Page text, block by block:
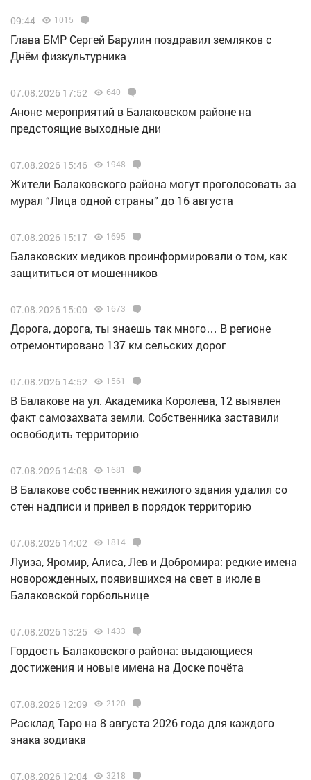
09:44 1015
Глава БМР Сергей Барулин поздравил земляков с
Днём физкультурника
07.08.2026 17:52 640
Анонс мероприятий в Балаковском районе на
предстоящие выходные дни
07.08.2026 15:46 1948
Жители Балаковского района могут проголосовать за
мурал “Лица одной страны” до 16 августа
07.08.2026 15:17 1695
Балаковских медиков проинформировали о том, как
защититься от мошенников
07.08.2026 15:00 1673
Дорога, дорога, ты знаешь так много… В регионе
отремонтировано 137 км сельских дорог
07.08.2026 14:52 1561
В Балакове на ул. Академика Королева, 12 выявлен
факт самозахвата земли. Собственника заставили
освободить территорию
07.08.2026 14:08 1681
В Балакове собственник нежилого здания удалил со
стен надписи и привел в порядок территорию
07.08.2026 14:02 1814
Луиза, Яромир, Алиса, Лев и Добромира: редкие имена
новорожденных, появившихся на свет в июле в
Балаковской горбольнице
07.08.2026 13:25 1433
Гордость Балаковского района: выдающиеся
достижения и новые имена на Доске почёта
07.08.2026 12:09 2120
Расклад Таро на 8 августа 2026 года для каждого
знака зодиака
07.08.2026 12:04 3218